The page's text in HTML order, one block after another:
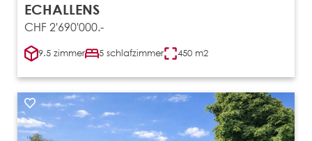
ECHALLENS
CHF 2'690'000.-
9.5 zimmer 5 schlafzimmer 450 m2